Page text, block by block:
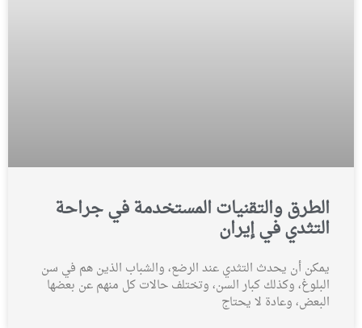
الطرق والتقنيات المستخدمة في جراحة
التثدي في إيران
يمكن أن يحدث التثدي عند الرضع، والشباب الذين هم في سن
البلوغ، وكذلك كبار السن، وتختلف حالات كل منهم عن بعضها
البعض، وعادة لا يحتاج